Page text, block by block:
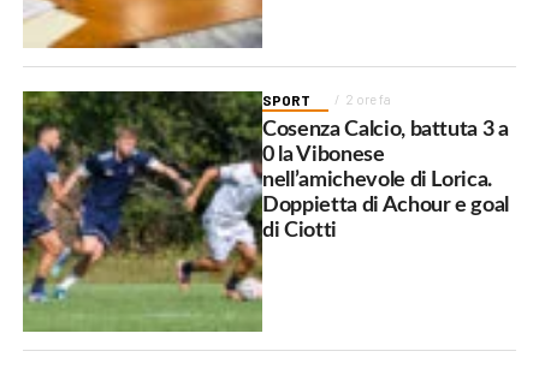
SPORT 2 ore fa
Cosenza Calcio, battuta 3 a
0 la Vibonese
nell’amichevole di Lorica.
Doppietta di Achour e goal
di Ciotti